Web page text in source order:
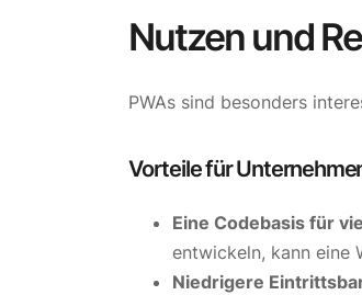
Nutzen und
PWAs sind besonders
Vorteile für
Eine Codebasis für
entwickeln, kann eine
Niedrigere